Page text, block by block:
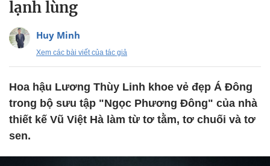
lạnh lùng
Huy Minh
Xem các bài viết của tác giả
Hoa hậu Lương Thùy Linh khoe vẻ đẹp Á Đông
trong bộ sưu tập "Ngọc Phương Đông" của nhà
thiết kế Vũ Việt Hà làm từ tơ tằm, tơ chuối và tơ
sen.